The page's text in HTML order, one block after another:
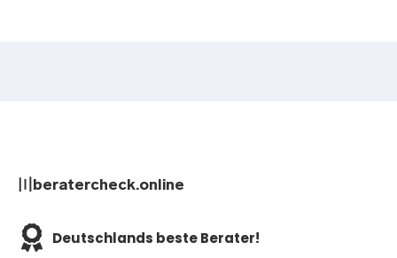
〣beratercheck.online
Deutschlands beste Berater!